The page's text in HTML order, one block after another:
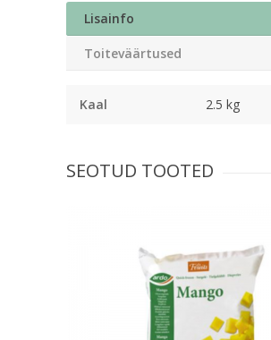
Lisainfo
Toiteväärtused
Kaal 2.5 kg
SEOTUD TOOTED